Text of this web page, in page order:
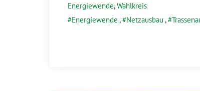
Energiewende,Wahlkreis
Energiewende , Netzausbau ,